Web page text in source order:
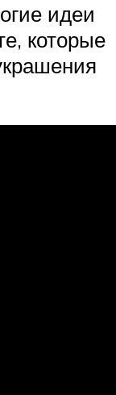
идеи
которые